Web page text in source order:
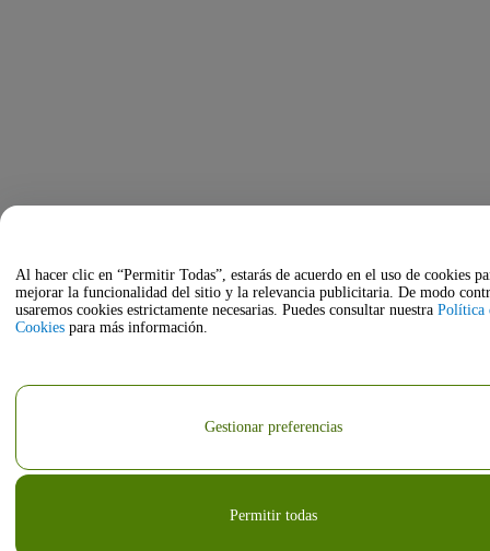
Al hacer clic en “Permitir Todas”, estarás de acuerdo en el uso de cookies
mejorar la funcionalidad del sitio y la relevancia publicitaria. De modo
usaremos cookies estrictamente necesarias. Puedes consultar nuestra Política
Cookies para más información.
Permitir todas
Gestionar preferencias